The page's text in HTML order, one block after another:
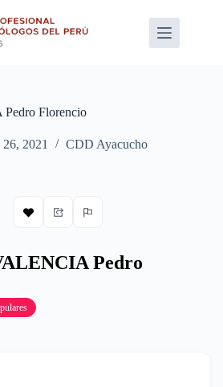
Florencio
2021 CDD Ayacucho
Pedro